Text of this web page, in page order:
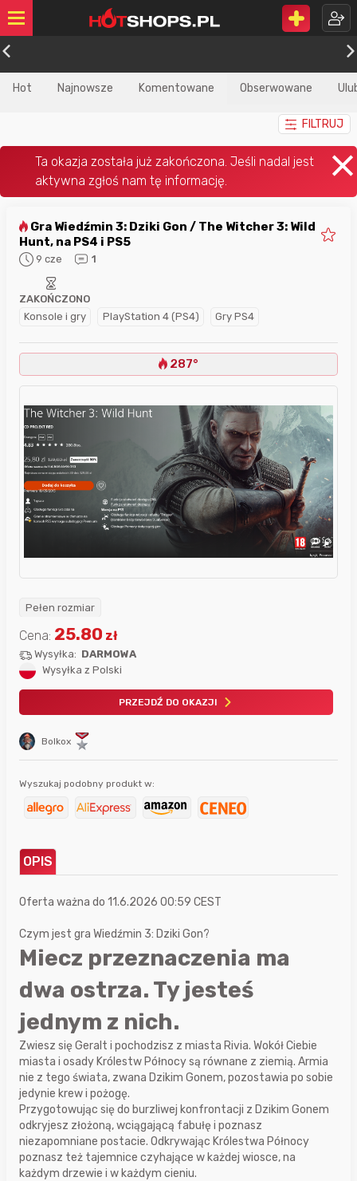
Hot Najnowsze Komentowane Obserwowane
FILTRUJ
Hunt, na PS4 i PS5
9 cze 1
Konsole i gry PlayStation 4 (PS4) Gry PS4
ZAKOŃCZONO
287°
Pełen rozmiar
Bolkox
Cena: 25.80 zł
Wysyłka: DARMOWA
Wysyłka z Polski
PRZEJDŹ DO OKAZJI
Wyszukaj podobny produkt w:
OPIS
Oferta ważna do 11.6.2026 00:59 CEST
Czym jest gra Wiedźmin 3: Dziki Gon?
Miecz przeznaczenia ma
dwa ostrza. Ty jesteś
jednym z nich.
Zwiesz się Geralt i pochodzisz z miasta Rivia. Wokół Ciebie
miasta i osady Królestw Północy są równane z ziemią. Armia
nie z tego świata, zwana Dzikim Gonem, pozostawia po sobie
jedynie krew i pożogę.
Przygotowując się do burzliwej konfrontacji z Dzikim Gonem
odkryjesz złożoną, wciągającą fabułę i poznasz
niezapomniane postacie. Odkrywając Królestwa Północy
poznasz też tajemnice czyhające w każdej wiosce, na
każdym drzewie i w każdym cieniu.